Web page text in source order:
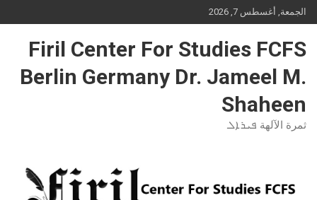
Skip
to
الجمعة, أغسطس 7, 2026
Firil Center For Studies FCFS
Berlin Germany Dr. Jameel M.
Shaheen
ثمرة الآلهة ܦܝܪܐܠ